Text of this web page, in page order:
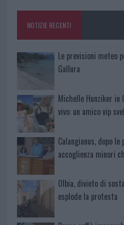
o
k
p
NOTIZIE RECENTI
Le previsioni meteo
Gallura
Michelle Hunziker in
vivo: un amico vip
Calangianus, dopo
accoglienza minori
Olbia, divieto di
esplode la protesta